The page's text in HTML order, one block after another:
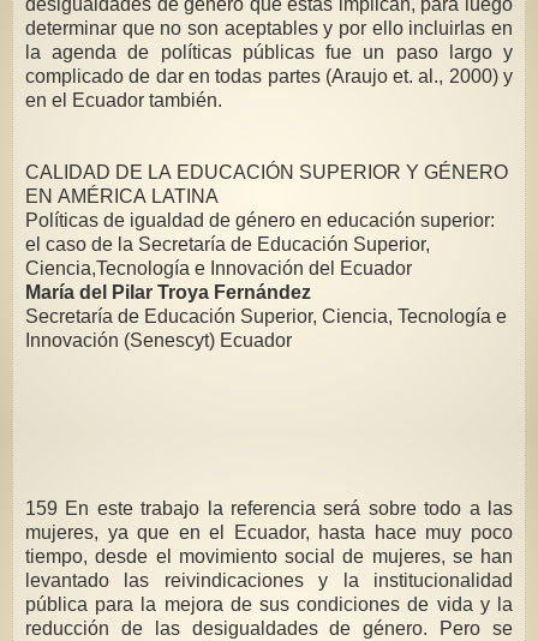
desigualdades de género que estas implican, para luego
determinar que no son aceptables y por ello incluirlas en
la agenda de políticas públicas fue un paso largo y
complicado de dar en todas partes (Araujo et. al., 2000) y
en el Ecuador también.
CALIDAD DE LA EDUCACIÓN SUPERIOR Y GÉNERO
EN AMÉRICA LATINA
Políticas de igualdad de género en educación superior:
el caso de la Secretaría de Educación Superior,
Ciencia,Tecnología e Innovación del Ecuador
María del Pilar Troya Fernández
Secretaría de Educación Superior, Ciencia, Tecnología e
Innovación (Senescyt) Ecuador
159 En este trabajo la referencia será sobre todo a las
mujeres, ya que en el Ecuador, hasta hace muy poco
tiempo, desde el movimiento social de mujeres, se han
levantado las reivindicaciones y la institucionalidad
pública para la mejora de sus condiciones de vida y la
reducción de las desigualdades de género. Pero se